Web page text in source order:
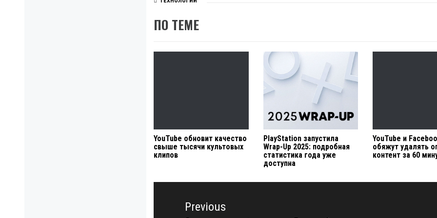
ПО ТЕМЕ
YouTube обновит качество
свыше тысячи культовых
клипов
PlayStation запустила
Wrap-Up 2025: подробная
статистика года уже
доступна
YouTube и
обяжут удалять
контент за 60
Навигация
записямPrevious